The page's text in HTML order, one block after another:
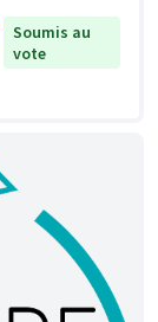
Soumis au
vote